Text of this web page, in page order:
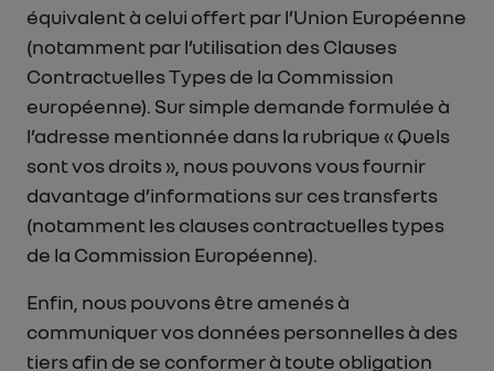
équivalent à celui offert par l’Union Européenne
(notamment par l’utilisation des Clauses
Contractuelles Types de la Commission
européenne). Sur simple demande formulée à
l’adresse mentionnée dans la rubrique « Quels
sont vos droits », nous pouvons vous fournir
davantage d’informations sur ces transferts
(notamment les clauses contractuelles types
de la Commission Européenne).
Enfin, nous pouvons être amenés à
communiquer vos données personnelles à des
tiers afin de se conformer à toute obligation